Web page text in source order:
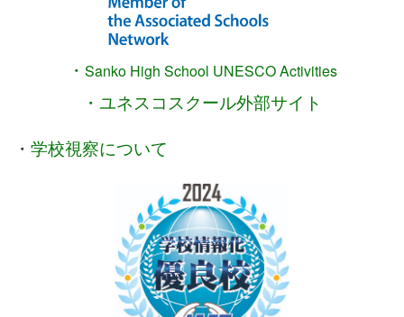
・ Sanko High School UNESCO Activities
・ユネスコスクール外部サイト
・ 学校視察について